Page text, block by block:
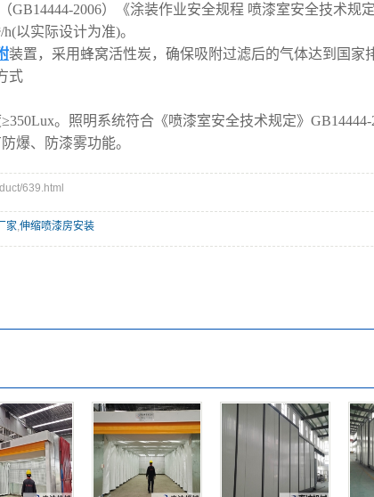
GB14444-2006）《涂装作业安全规程 喷漆室安全技术
h(以实际设计为准)。
装置，采用蜂窝活性炭，确保吸附过滤后的气体达到国家
式
。照明系统符合《喷漆室安全技术规定》
爆、防漆雾功能。
639.html
家 伸缩喷漆房安装